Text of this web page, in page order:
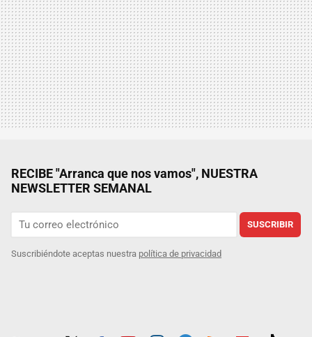
RECIBE "Arranca que nos vamos", NUESTRA
NEWSLETTER SEMANAL
SUSCRIBIR
Suscribiéndote aceptas nuestra política de privacidad